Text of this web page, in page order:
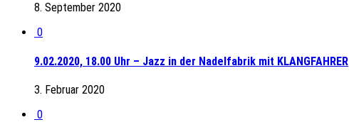
8. September 2020
0
9.02.2020, 18.00 Uhr – Jazz in der Nadelfabrik mit KLANGFAHRER
3. Februar 2020
0